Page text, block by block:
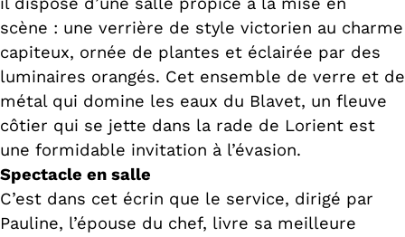
scène : une verrière de style victorien au charme
capiteux, ornée de plantes et éclairée par des
luminaires orangés. Cet ensemble de verre et de
métal qui domine les eaux du Blavet, un fleuve
côtier qui se jette dans la rade de Lorient est
une formidable invitation à l’évasion.
Spectacle en salle
C’est dans cet écrin que le service, dirigé par
Pauline, l’épouse du chef, livre sa meilleure